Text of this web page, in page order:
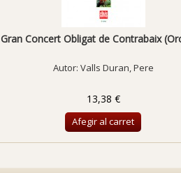
Gran Concert Obligat de Contrabaix
Autor: Valls Duran, Pere
13,38 €
Afegir al carret